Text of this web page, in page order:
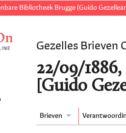
Bibliotheek Brugge (Guido
Gezelles Brieven
22/09/
[Guido
Brieven